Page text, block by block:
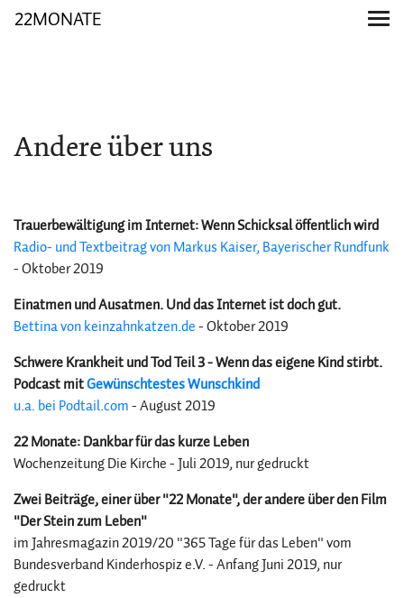
22MONATE
Andere über uns
Trauerbewältigung im Internet: Wenn Schicksal öffentlich wird
Radio- und Textbeitrag von Markus Kaiser, Bayerischer Rundfunk
- Oktober 2019
Einatmen und Ausatmen. Und das Internet ist doch gut.
Bettina von keinzahnkatzen.de- Oktober 2019
Schwere Krankheit und Tod Teil 3 - Wenn das eigene Kind stirbt.
Podcast mitGewünschtestes Wunschkind
u.a. bei Podtail.com- August 2019
22 Monate: Dankbar für das kurze Leben
Wochenzeitung Die Kirche - Juli 2019, nur gedruckt
Zwei Beiträge, einer über "22 Monate", der andere über den Film
"Der Stein zum Leben"
im Jahresmagazin 2019/20 "365 Tage für das Leben" vom
Bundesverband Kinderhospiz e.V. - Anfang Juni 2019, nur
gedruckt